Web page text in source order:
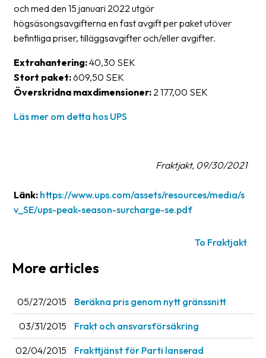
Terms
and
conditions
Privacy
Prohibited
dangerous
och med den 15 januari 2022 utgör
högsäsongsavgifterna en fast avgift per paket utöver
befintliga priser, tilläggsavgifter och/eller avgifter.
Extrahantering:40,30 SEK
Stort paket:609,50 SEK
Överskridna maxdimensioner: 2 177,00 SEK
Läs mer om detta hos UPS
Fraktjakt, 09/30/2021
Länk: https://www.ups.com/assets/resources/media/s
v_SE/ups-peak-season-surcharge-se.pdf
To Fraktjakt
More articles
05/27/2015 Beräkna pris genom nytt gränssnitt
03/31/2015 Frakt och ansvarsförsäkring
02/04/2015 Frakttjänst för Parti lanserad